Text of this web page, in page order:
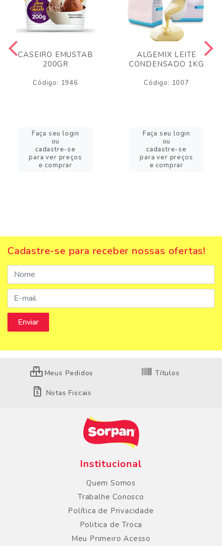
CASEIRO EMUSTAB
200GR
Código: 1946
Faça seu login
ou
cadastre-se
para ver preços
e comprar
ALGEMIX LEITE
CONDENSADO 1KG
Código: 1007
Faça seu login
ou
cadastre-se
para ver preços
e comprar
Cadastre-se para receber nossas ofertas!
Meus Pedidos Títulos
Notas Fiscais
Institucional
Quem Somos
Trabalhe Conosco
Política de Privacidade
Politica de Troca
Meu Primeiro Acesso